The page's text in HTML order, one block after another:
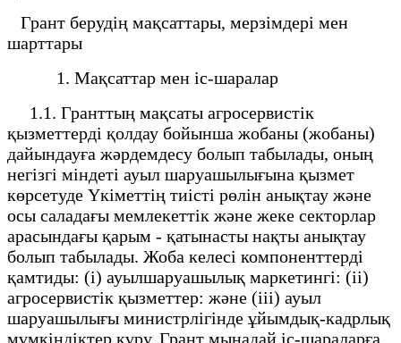
Грант берудің мақсаттары, мерзімдері мен
шарттары
1. Мақсаттар мен іс-шаралар
1.1. Гранттың мақсаты агросервистік
қызметтерді қолдау бойынша жобаны (жобаны)
дайындауға жәрдемдесу болып табылады, оның
негізгі міндеті ауыл шаруашылығына қызмет
көрсетуде Үкіметтің тиісті рөлін анықтау және
осы саладағы мемлекеттік және жеке секторлар
арасындағы қарым - қатынасты нақты анықтау
болып табылады. Жоба келесі компоненттерді
қамтиды: (i) ауылшаруашылық маркетингі: (ii)
агросервистік қызметтер: және (iii) ауыл
шаруашылығы министрлігінде ұйымдық-кадрлық
мүмкіндіктер құру. Грант мынадай іс-шараларға